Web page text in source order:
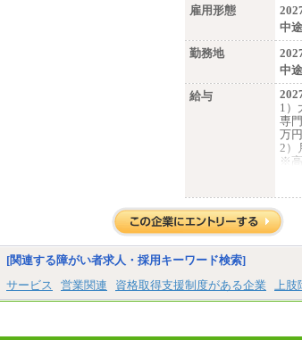
雇用形態
中途
勤務地
中途
給与
1）
専
万円
2）
※高
1）
2）
[関連する障がい者求人・採用キーワード検索]
サービス
営業関連 資格取得支援制度がある企業 上